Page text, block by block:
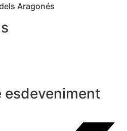
Aragonés